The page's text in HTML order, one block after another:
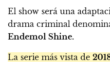
El show será una
drama criminal
Endemol Shine.
La serie más vista de